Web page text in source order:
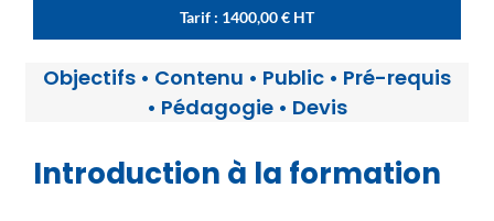
Tarif : 1400,00€ HT
Objectifs • Contenu • Public • Pré-requis
• Pédagogie • Devis
Introduction à la formation